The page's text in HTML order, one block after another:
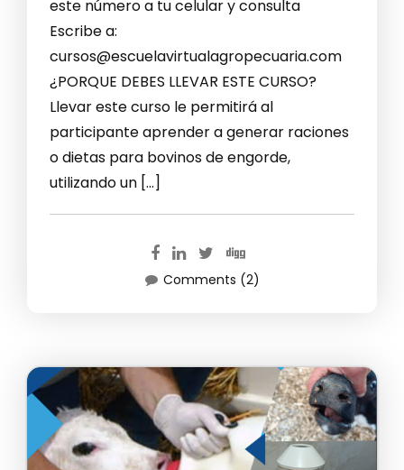
este número a tu celular y consulta
Escribe a:
cursos@escuelavirtualagropecuaria.com
¿PORQUE DEBES LLEVAR ESTE CURSO?
Llevar este curso le permitirá al
participante aprender a generar raciones
o dietas para bovinos de engorde,
utilizando un […]
Comments (2)